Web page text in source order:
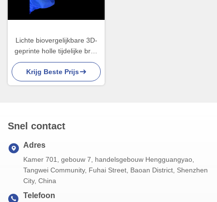
Lichte biovergelijkbare 3D-
geprinte holle tijdelijke brug
voor pre-implantatie-herstel
Krijg Beste Prijs
Snel contact
Adres
Kamer 701, gebouw 7, handelsgebouw Hengguangyao,
Tangwei Community, Fuhai Street, Baoan District, Shenzhen
City, China
Telefoon